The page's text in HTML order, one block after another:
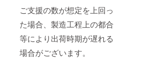
ご支援の数が想定を上回っ
た場合、製造工程上の都合
等により出荷時期が遅れる
場合がございます。